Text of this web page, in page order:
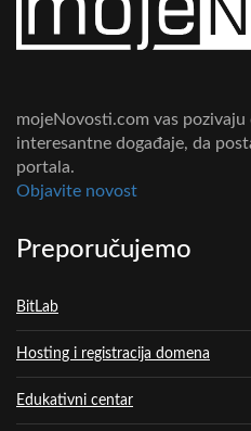
mojeNovosti.com vas
interesantne događaje, da
portala.
Objavite novost
Preporučujemo
BitLab
Hosting i registracija domena
Edukativni centar